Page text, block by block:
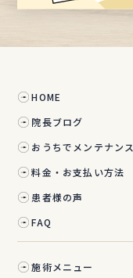
HOME
院長ブログ
おうちでメンテナンス
料金・お支払い方法
患者様の声
FAQ
施術メニュー